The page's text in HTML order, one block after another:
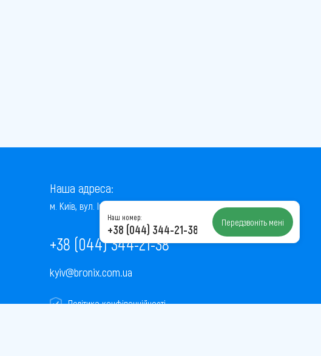
Наша адреса:
м. Київ, вул. Інститутська, 22/7, оф. 41
+38 (044) 344-21-38
kyiv@bronix.com.ua
Політика конфіденційності
Наш номер:
+38 (044) 344-21-38 Передзвоніть мені